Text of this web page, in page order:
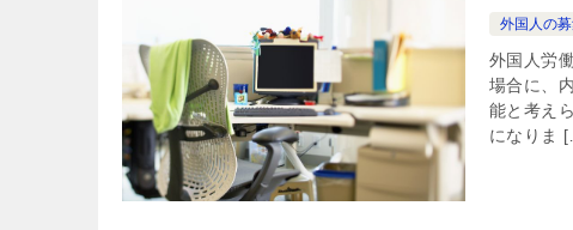
外国人の
外国人労
場合に、
能と考え
になりま